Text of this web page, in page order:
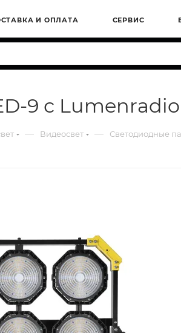
И ОПЛАТА СЕРВИС
9 с
— Видеосвет — Светодиодные